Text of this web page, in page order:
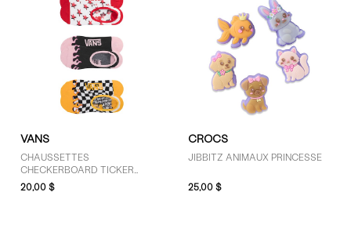
VANS
CHAUSSETTES
CHECKERBOARD TICKER
CANOODLE MULTICOLORES
20,00 $
CROCS
JIBBITZ ANIMAUX PRINCESSE
25,00 $